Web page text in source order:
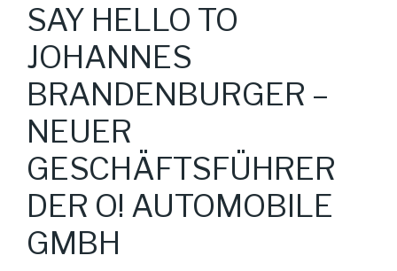
SAY HELLO TO
JOHANNES
BRANDENBURGER –
NEUER
GESCHÄFTSFÜHRER
DER O! AUTOMOBILE
GMBH